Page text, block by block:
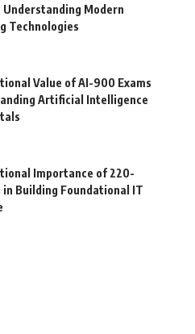
Understanding Modern
Technologies
Value of AI-900 Exams
Artificial Intelligence
Importance of 220-
in Building Foundational IT